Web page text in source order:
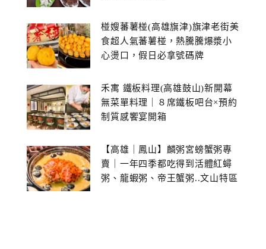
椪嫂蕃薯椪(高雄旗津)旗津老街美
食超人氣蕃薯椪，熱騰騰爆漿小
心燙口，假日必拿號碼牌
禾寓 鐵板料理(高雄鼓山)新開幕
無菜單料理｜８席鐵板吧台×預約
制質感饗宴開箱
【高雄｜鳳山】麟粥宮螃蟹粥專
賣｜一年四季都吃得到活體紅蟳
粥、龍蝦粥、帝王蟹粥..文山特區